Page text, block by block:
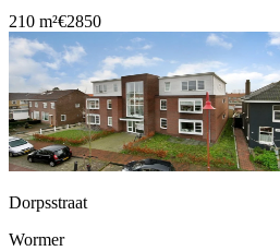
210 m²€2850
Dorpsstraat
Wormer